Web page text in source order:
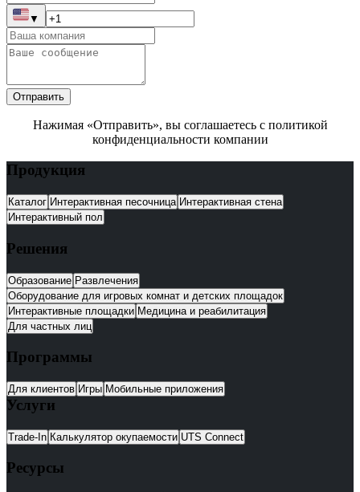
▼
Отправить
Нажимая «Отправить», вы соглашаетесь с политикой
конфиденциальности компании
Продукция
Каталог Интерактивная песочница Интерактивная стена
Интерактивный пол
Решения
Образование Развлечения
Оборудование для игровых комнат и детских площадок
Интерактивные площадки Медицина и реабилитация
Для частных лиц
Программы
Для клиентов Игры Мобильные приложения
Услуги
Trade-In Калькулятор окупаемости UTS Connect
Ресурсы